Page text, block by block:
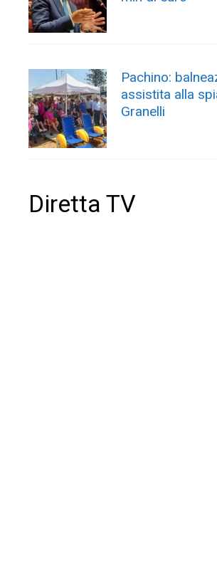
Pachino:
assistita alla
Granelli
Diretta TV